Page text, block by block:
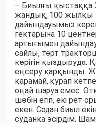
– Биылғы қыстаққа
жандық, 100 жылқы
дайындауымыз
гектарына 10
артығымен
сайлы, төрт
көрігін қыздыруда.
еңсеру қарқынды.
қарамай, қурап
оңай шаруа емес.
шөбін егіп, екі рет
екен. Содан биыл
суданка өсірдім.